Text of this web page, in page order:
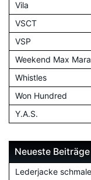
Vila
VSCT
VSP
Weekend Max Mara
Whistles
Won Hundred
Y.A.S.
Neueste Beiträge
Lederjacke